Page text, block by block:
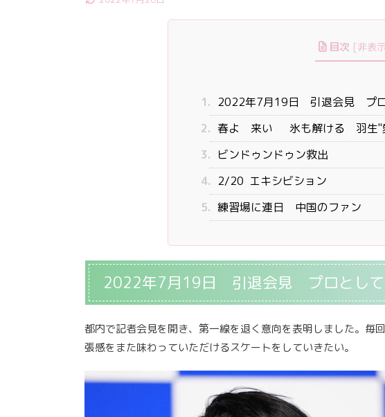
目次 [非表示
1. 2022年7月19日 引退会見 プロ
2. 春よ 来い 氷も解ける 羽生"
3. ビンドゥンドゥン救出
4. 2/20 エキシビション
5. 練習場に連日 中国のファン
2022年7月19日 引退会見 プロとして
都内で記者会見を開き、第一線を退く意向を表明しました。毎
張感をまた味わっていただけるスケートをしていきたい。